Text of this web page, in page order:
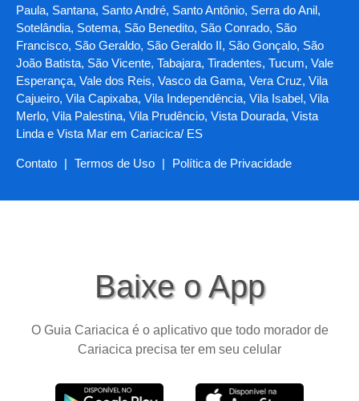
Paula, Santana, Santo André, Santo Antônio, Serra do Anil,
Sotelândia, Sotema, São Benedito, São Conrado, São
Francisco, São Geraldo, São Geraldo II, São Gonçalo, São
João Batista, São Vicente, Tabajara, Tiradentes, Tucum, Vale
Esperança, Vale dos Reis, Vasco da Gama, Vera Cruz, Vila
Cajueiro, Vila Capixaba, Vila Independência, Vila Isabel, Vila
Merlo, Vila Palestina, Vila Prudêncio, Vista Dourada, Vista
Linda e Vista Mar em Cariacica/ ES
Contato | Termos de Uso | Política de Privacidade
Baixe o App
O Guia Cariacica é o aplicativo que todo morador de
Cariacica precisa ter em seu celular